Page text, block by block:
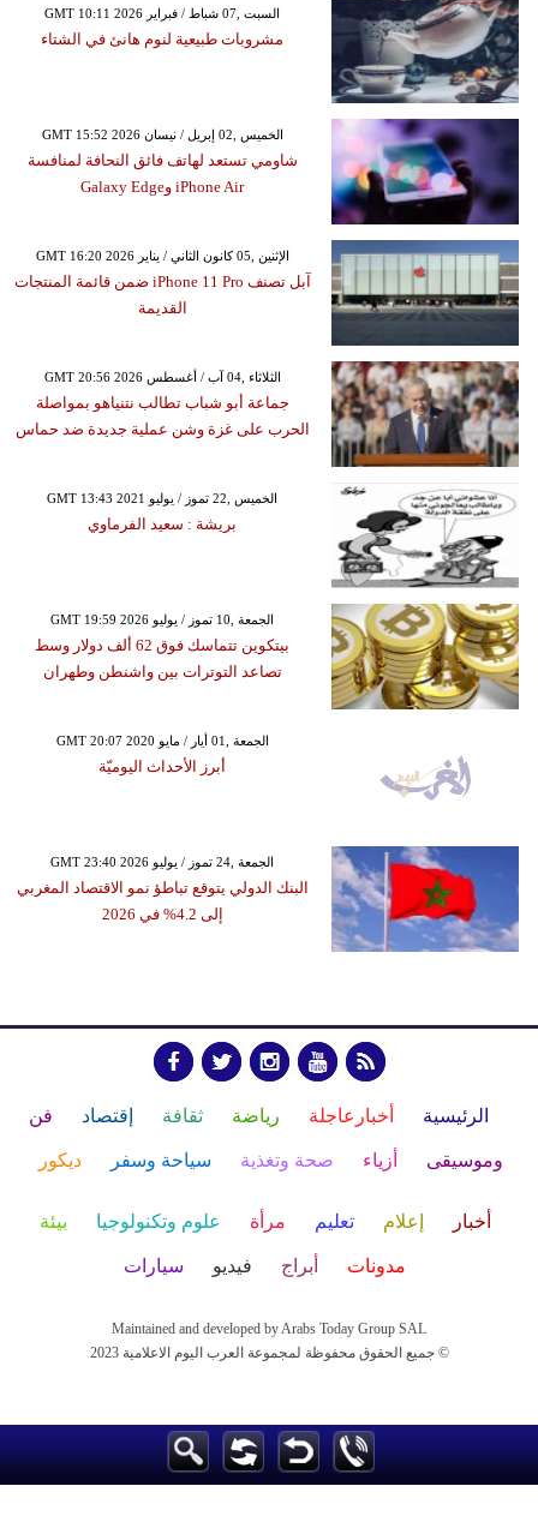
GMT 10:11 2026 السبت ,07 شباط / فبراير
مشروبات طبيعية لنوم هانئ في الشتاء
GMT 15:52 2026 الخميس ,02 إبريل / نيسان
شاومي تستعد لهاتف فائق النحافة لمنافسة
iPhone Air وGalaxy Edge
GMT 16:20 2026 الإثنين ,05 كانون الثاني / يناير
آبل تصنف iPhone 11 Pro ضمن قائمة المنتجات
القديمة
GMT 20:56 2026 الثلاثاء ,04 آب / أغسطس
جماعة أبو شباب تطالب نتنياهو بمواصلة
الحرب على غزة وشن عملية جديدة ضد حماس
GMT 13:43 2021 الخميس ,22 تموز / يوليو
بريشة : سعيد الفرماوي
GMT 19:59 2026 الجمعة ,10 تموز / يوليو
بيتكوين تتماسك فوق 62 ألف دولار وسط
تصاعد التوترات بين واشنطن وطهران
GMT 20:07 2020 الجمعة ,01 أيار / مايو
أبرز الأحداث اليوميّة
GMT 23:40 2026 الجمعة ,24 تموز / يوليو
البنك الدولي يتوقع تباطؤ نمو الاقتصاد المغربي
إلى 4.2% في 2026
الرئيسية أخبارعاجلة رياضة ثقافة إقتصاد فن
وموسيقى أزياء صحة وتغذية سياحة وسفر ديكور
أخبار إعلام تعليم مرأة علوم وتكنولوجيا بيئة
مدونات أبراج فيديو سيارات
Maintained and developed by Arabs Today Group SAL
جميع الحقوق محفوظة لمجموعة العرب اليوم الاعلامية 2023 ©